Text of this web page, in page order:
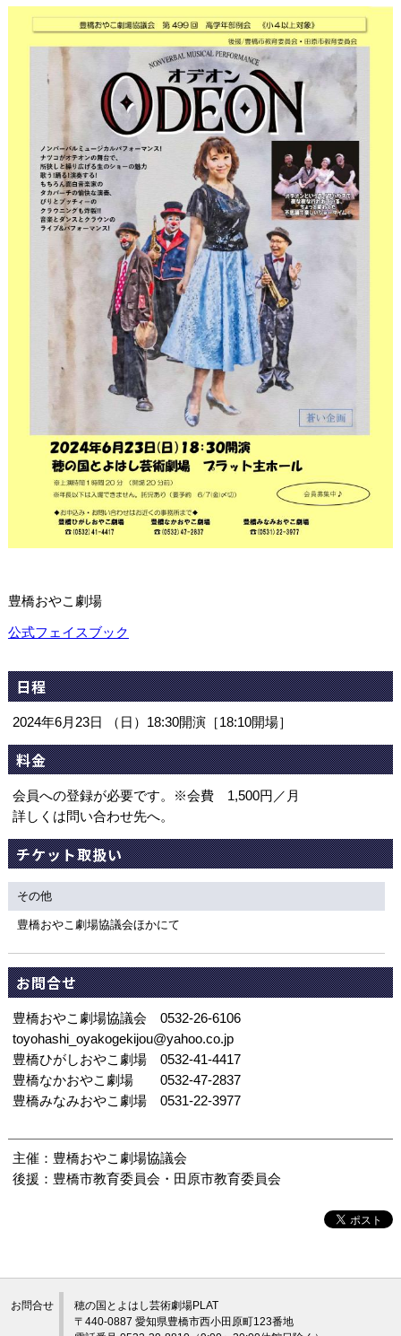
豊橋おやこ劇場
公式フェイスブック
日程
2024年6月23日 （日）18:30開演［18:10開場］
料金
会員への登録が必要です。※会費 1,500円／月
詳しくは問い合わせ先へ。
チケット取扱い
その他
豊橋おやこ劇場協議会ほかにて
お問合せ
豊橋おやこ劇場協議会 0532-26-6106
toyohashi_oyakogekijou@yahoo.co.jp
豊橋ひがしおやこ劇場 0532-41-4417
豊橋なかおやこ劇場 0532-47-2837
豊橋みなみおやこ劇場 0531-22-3977
主催：豊橋おやこ劇場協議会
後援：豊橋市教育委員会・田原市教育委員会
お問合せ
穂の国とよはし芸術劇場PLAT
〒440-0887 愛知県豊橋市西小田原町123番地